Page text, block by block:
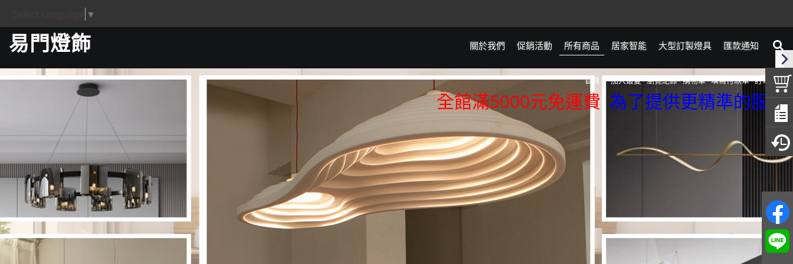
▼
易門燈飾 關於我們 促銷活動 所有商品 居家智能 大型訂製燈具 匯款通知
首頁 加入最愛 瀏覽紀錄 購物車 填寫付款單 訂單查詢
全館滿5000元免運費 為了提供更精準的服務，我們